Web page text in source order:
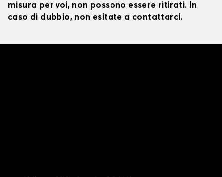
misura per voi, non possono essere ritirati. In
caso di dubbio, non esitate a contattarci.